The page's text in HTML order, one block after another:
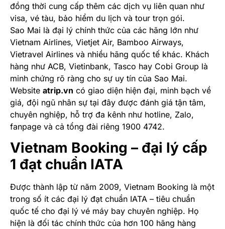
đồng thời cung cấp thêm các dịch vụ liên quan như
visa, vé tàu, bảo hiểm du lịch và tour trọn gói.
Sao Mai là đại lý chính thức của các hãng lớn như
Vietnam Airlines, Vietjet Air, Bamboo Airways,
Vietravel Airlines và nhiều hãng quốc tế khác. Khách
hàng như ACB, Vietinbank, Tasco hay Cobi Group là
minh chứng rõ ràng cho sự uy tín của Sao Mai.
Website atrip.vn có giao diện hiện đại, minh bạch về
giá, đội ngũ nhân sự tại đây được đánh giá tận tâm,
chuyên nghiệp, hỗ trợ đa kênh như hotline, Zalo,
fanpage và cả tổng đài riêng 1900 4742.
Vietnam Booking – đại lý cấp
1 đạt chuẩn IATA
Được thành lập từ năm 2009, Vietnam Booking là một
trong số ít các đại lý đạt chuẩn IATA – tiêu chuẩn
quốc tế cho đại lý vé máy bay chuyên nghiệp. Họ
hiện là đối tác chính thức của hơn 100 hãng hàng